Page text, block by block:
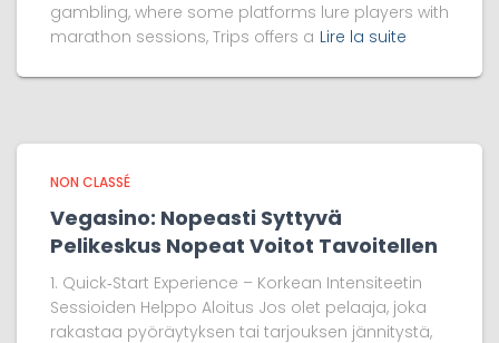
gambling, where some platforms lure players with
marathon sessions, Trips offers a Lire la suite
NON CLASSÉ
Vegasino: Nopeasti Syttyvä
Pelikeskus Nopeat Voitot Tavoitellen
1. Quick‑Start Experience – Korkean Intensiteetin
Sessioiden Helppo Aloitus Jos olet pelaaja, joka
rakastaa pyöräytyksen tai tarjouksen jännitystä,